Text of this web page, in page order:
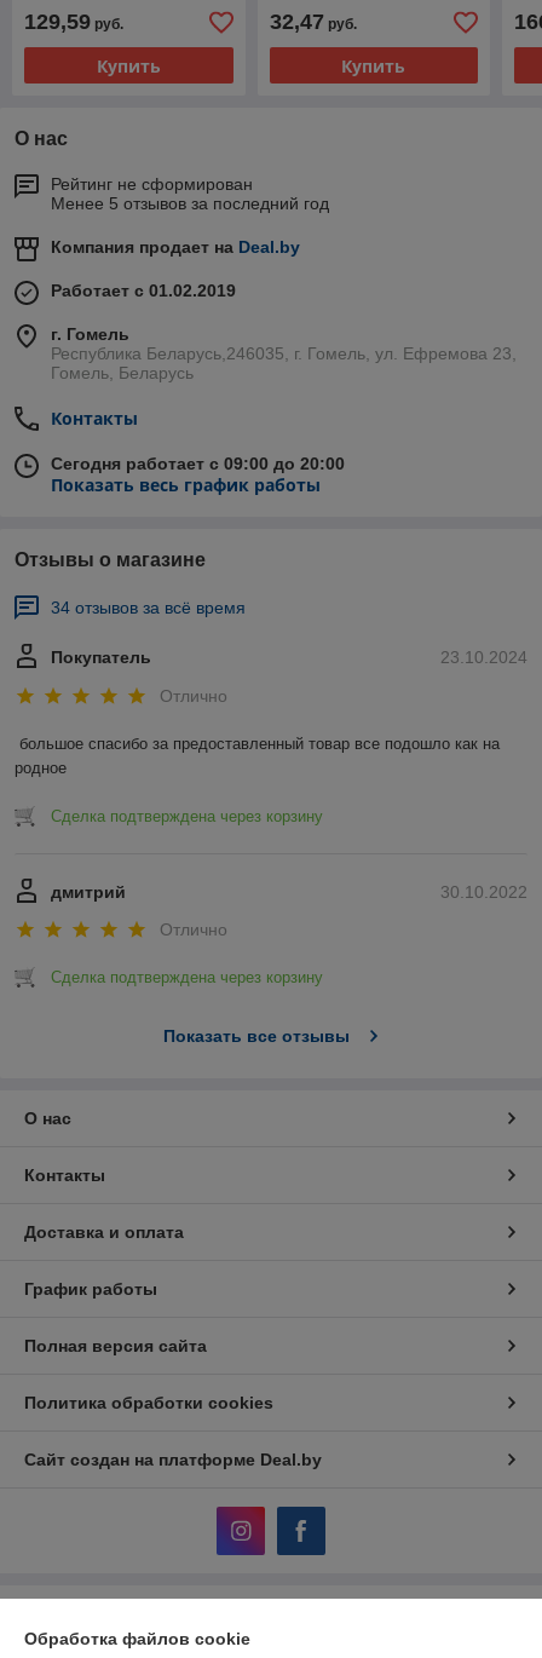
129,59 руб.
Купить
32,47 руб.
Купить
О нас
Рейтинг не сформирован
Менее 5 отзывов за последний год
Компания продает на Deal.by
Работает с 01.02.2019
г. Гомель
Республика Беларусь,246035, г. Гомель, ул. Ефремова 23,
Гомель, Беларусь
Контакты
Сегодня работает с 09:00 до 20:00
Показать весь график работы
Отзывы о магазине
34 отзывов за всё время
23.10.2024
Покупатель
Отлично
большое спасибо за предоставленный товар все подошло как на
родное
Сделка подтверждена через корзину
30.10.2022
дмитрий
Отлично
Сделка подтверждена через корзину
Показать все отзывы
О нас
Контакты
Доставка и оплата
График работы
Полная версия сайта
Политика обработки cookies
Сайт создан на платформе Deal.by
Обработка файлов cookie